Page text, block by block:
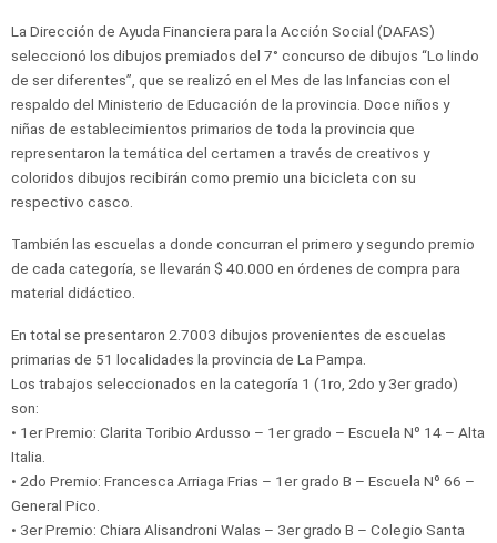
La Dirección de Ayuda Financiera para la Acción Social (DAFAS)
seleccionó los dibujos premiados del 7° concurso de dibujos “Lo lindo
de ser diferentes”, que se realizó en el Mes de las Infancias con el
respaldo del Ministerio de Educación de la provincia. Doce niños y
niñas de establecimientos primarios de toda la provincia que
representaron la temática del certamen a través de creativos y
coloridos dibujos recibirán como premio una bicicleta con su
respectivo casco.
También las escuelas a donde concurran el primero y segundo premio
de cada categoría, se llevarán $ 40.000 en órdenes de compra para
material didáctico.
En total se presentaron 2.7003 dibujos provenientes de escuelas
primarias de 51 localidades la provincia de La Pampa.
Los trabajos seleccionados en la categoría 1 (1ro, 2do y 3er grado)
son:
• 1er Premio: Clarita Toribio Ardusso – 1er grado – Escuela Nº 14 – Alta
Italia.
• 2do Premio: Francesca Arriaga Frias – 1er grado B – Escuela Nº 66 –
General Pico.
• 3er Premio: Chiara Alisandroni Walas – 3er grado B – Colegio Santa